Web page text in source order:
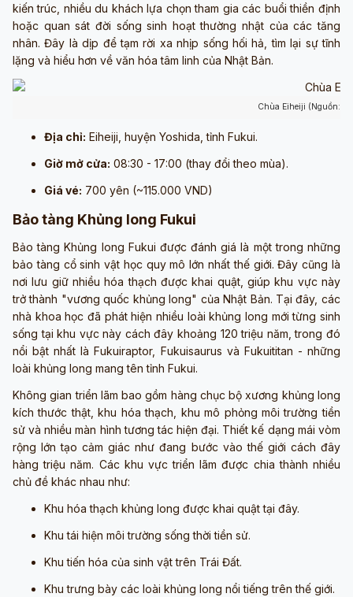
kiến trúc, nhiều du khách lựa chọn tham gia các buổi thiền định
hoặc quan sát đời sống sinh hoạt thường nhật của các tăng
nhân. Đây là dịp để tạm rời xa nhịp sống hối hả, tìm lại sự tĩnh
lặng và hiểu hơn về văn hóa tâm linh của Nhật Bản.
Chùa Eiheiji (Nguồn:
Địa chỉ: Eiheiji, huyện Yoshida, tỉnh Fukui.
Giờ mở cửa: 08:30 - 17:00 (thay đổi theo mùa).
Giá vé: 700 yên (~115.000 VND)
Bảo tàng Khủng long Fukui
Bảo tàng Khủng long Fukui được đánh giá là một trong những
bảo tàng cổ sinh vật học quy mô lớn nhất thế giới. Đây cũng là
nơi lưu giữ nhiều hóa thạch được khai quật, giúp khu vực này
trở thành "vương quốc khủng long" của Nhật Bản. Tại đây, các
nhà khoa học đã phát hiện nhiều loài khủng long mới từng sinh
sống tại khu vực này cách đây khoảng 120 triệu năm, trong đó
nổi bật nhất là Fukuiraptor, Fukuisaurus và Fukuititan - những
loài khủng long mang tên tỉnh Fukui.
Không gian triển lãm bao gồm hàng chục bộ xương khủng long
kích thước thật, khu hóa thạch, khu mô phỏng môi trường tiền
sử và nhiều màn hình tương tác hiện đại. Thiết kế dạng mái vòm
rộng lớn tạo cảm giác như đang bước vào thế giới cách đây
hàng triệu năm. Các khu vực triển lãm được chia thành nhiều
chủ đề khác nhau như:
Khu hóa thạch khủng long được khai quật tại đây.
Khu tái hiện môi trường sống thời tiền sử.
Khu tiến hóa của sinh vật trên Trái Đất.
Khu trưng bày các loài khủng long nổi tiếng trên thế giới.